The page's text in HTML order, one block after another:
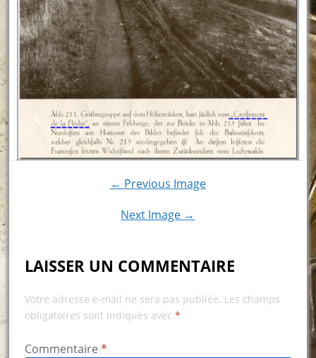
← Previous Image
Next Image →
LAISSER UN COMMENTAIRE
Votre adresse e-mail ne sera pas publiée. Les champs
obligatoires sont indiqués avec *
Commentaire *